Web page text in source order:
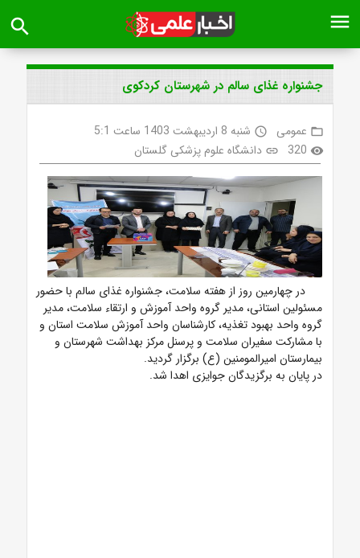
menu
search
جشنواره غذای سالم در شهرستان کردکوی
folder_open عمومی access_time شنبه 8 اردیبهشت 1403 ساعت 5:1
visibility
320
link دانشگاه علوم پزشکی گلستان
در چهارمین روز از هفته سلامت، جشنواره غذای سالم با حضور
مسئولین استانی، مدیر گروه واحد آموزش و ارتقاء سلامت، مدیر
گروه واحد بهبود تغذیه، کارشناسان واحد آموزش سلامت استان و
با مشارکت سفیران سلامت و پرسنل مرکز بهداشت شهرستان و
بیمارستان امیرالمومنین (ع) برگزار گردید.
در پایان به برگزیدگان جوایزی اهدا شد.